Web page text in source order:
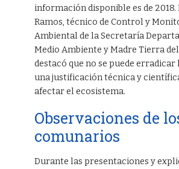
información disponible es de 2018.
Ramos, técnico de Control y
Ambiental de la Secretaría
Medio Ambiente y Madre Tierra
destacó que no se puede erradicar
una justificación técnica y
afectar el ecosistema.
Observaciones de
comunarios
Durante las presentaciones y